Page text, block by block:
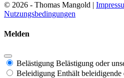
© 2026 - Thomas Mangold |
Nutzungsbedingungen
Melden
Belästigung Belästigung oder
Beleidigung Enthält beleidigende